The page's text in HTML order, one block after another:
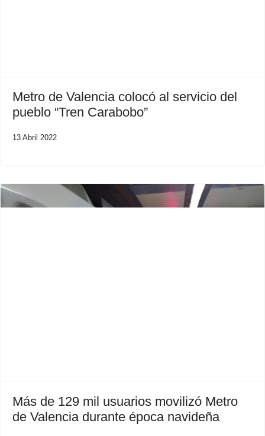
Metro de Valencia colocó al servicio del
pueblo “Tren Carabobo”
13 Abril 2022
Más de 129 mil usuarios movilizó Metro
de Valencia durante época navideña